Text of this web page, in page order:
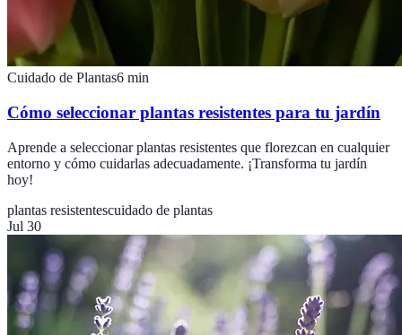
Cuidado de Plantas6 min
Cómo seleccionar plantas resistentes para tu jardín
Aprende a seleccionar plantas resistentes que florezcan en cualquier
entorno y cómo cuidarlas adecuadamente. ¡Transforma tu jardín
hoy!
plantas resistentescuidado de plantas
Jul 30